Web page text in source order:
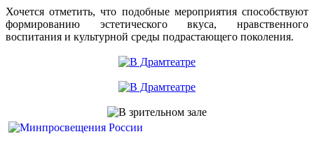
Хочется отметить, что подобные мероприятия способствуют
формированию эстетического вкуса, нравственного
воспитания и культурной среды подрастающего поколения.